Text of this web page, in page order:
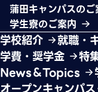
蒲田キャンパスのご
学生寮のご案内
学校紹介 就職・
学費・奨学金
特
News＆Topics